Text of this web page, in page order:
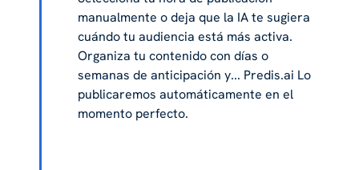
manualmente o deja que la IA te sugiera
cuándo tu audiencia está más activa.
Organiza tu contenido con días o
semanas de anticipación y... Predis.ai Lo
publicaremos automáticamente en el
momento perfecto.